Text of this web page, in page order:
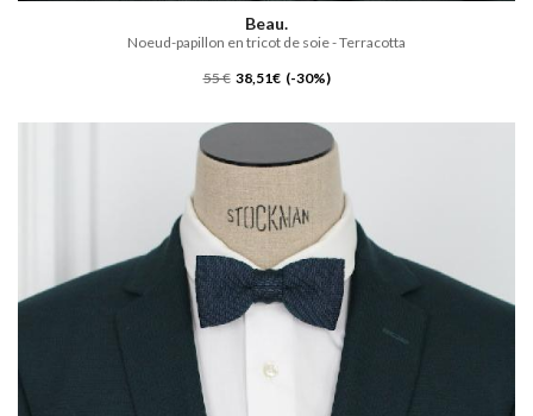
Beau.
Noeud-papillon en tricot de soie - Terracotta
55 € 38,51€ (-30%)